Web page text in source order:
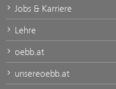
Jobs & Karriere
Lehre
oebb.at
unsereoebb.at